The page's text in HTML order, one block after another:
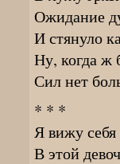
Ожидание
И стянуло
Ну, когда ж
Сил нет
* * *
Я вижу
В этой